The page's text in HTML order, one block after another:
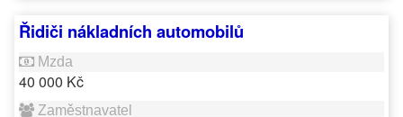
Řidiči nákladních automobilů
40 000 Kč